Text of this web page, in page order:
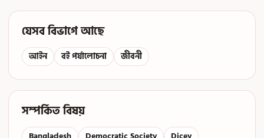
যেসব বিভাগে আছে
আইন বই পর্যালোচনা জীবনী
সম্পর্কিত বিষয়